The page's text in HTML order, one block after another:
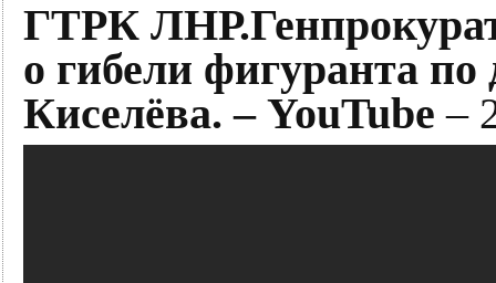
ГТРК
о гибели фигуранта по
Киселёва. – YouTube –